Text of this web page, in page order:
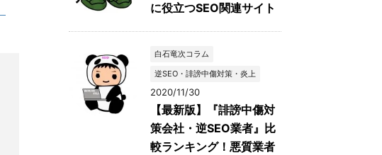
に役立つSEO関連サイト
白石竜次コラム
逆SEO・誹謗中傷対策・炎上
2020/11/30
【最新版】『誹謗中傷対
策会社・逆SEO業者』比
較ランキング！悪質業者